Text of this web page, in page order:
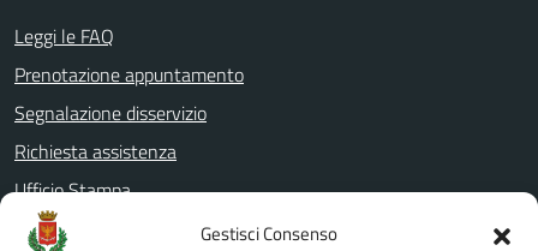
Gestisci Consenso
Leggi le FAQ
Prenotazione appuntamento
Segnalazione disservizio
Richiesta assistenza
Ufficio Stampa
Amministrazione Trasparente